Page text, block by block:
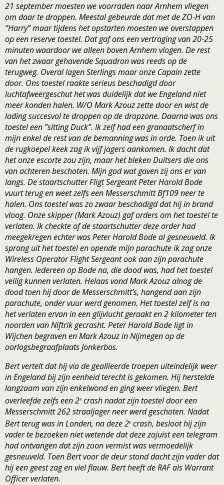
21 september moesten we voorraden naar Arnhem vliegen
om daar te droppen. Meestal gebeurde dat met de ZO-H van
“Harry” maar tijdens het opstarten moesten we overstappen
op een reserve toestel. Dat gaf ons een vertraging van 20-25
minuten waardoor we alleen boven Arnhem vlogen. De rest
van het zwaar gehavende Squadron was reeds op de
terugweg. Overal lagen Sterlings maar onze Capain zette
door. Ons toestel raakte serieus beschadigd door
luchtafweergeschut het was duidelijk dat we Engeland niet
meer konden halen. W/O Mark Azouz zette door en wist de
lading succesvol te droppen op de dropzone. Daarna was ons
toestel een ”sitting Duck”. Ik zelf had een granaatscherf in
mijn enkel de rest van de bemanning was in orde. Toen ik uit
de rugkoepel keek zag ik vijf jagers aankomen. Ik dacht dat
het onze escorte zou zijn, maar het bleken Duitsers die ons
van achteren beschoten. Mijn god wat gaven zij ons er van
langs. De staartschutter Fligt Sergeant Peter Harold Bode
vuurt terug en weet zelfs een Messerschmitt Bf109 neer te
halen. Ons toestel was zo zwaar beschadigd dat hij in brand
vloog. Onze skipper (Mark Azouz) gaf orders om het toestel te
verlaten. Ik checkte of de staartschutter deze order had
meegekregen echter was Peter Harold Bode al gesneuveld. Ik
sprong uit het toestel en opende mijn parachute ik zag onze
Wireless Operator Flight Sergeant ook aan zijn parachute
hangen. Iedereen op Bode na, die dood was, had het toestel
veilig kunnen verlaten. Helaas vond Mark Azouz alnog de
dood toen hij door de Messerschmitt’s, hangend aan zijn
parachute, onder vuur werd genomen. Het toestel zelf is na
het verlaten ervan in een glijvlucht geraakt en 2 kilometer ten
noorden van Niftrik gecrasht. Peter Harold Bode ligt in
Wijchen begraven en Mark Azouz in Nijmegen op de
oorlogsbegraafplaats Jonkerbos.
Bert vertelt dat hij via de geallieerde troepen uiteindelijk weer
in Engeland bij zijn eenheid terecht is gekomen. Hij herstelde
langzaam van zijn enkelwond en ging weer vliegen. Bert
overleefde zelfs een 2ecrash nadat zijn toestel door een
Messerschmitt 262 straaljager neer werd geschoten. Nadat
Bert terug was in Londen, na deze 2ecrash, besloot hij zijn
vader te bezoeken niet wetende dat deze zojuist een telegram
had ontvangen dat zijn zoon vermist was vermoedelijk
gesneuveld. Toen Bert voor de deur stond dacht zijn vader dat
hij een geest zag en viel flauw. Bert heeft de RAF als Warrant
Officer verlaten.